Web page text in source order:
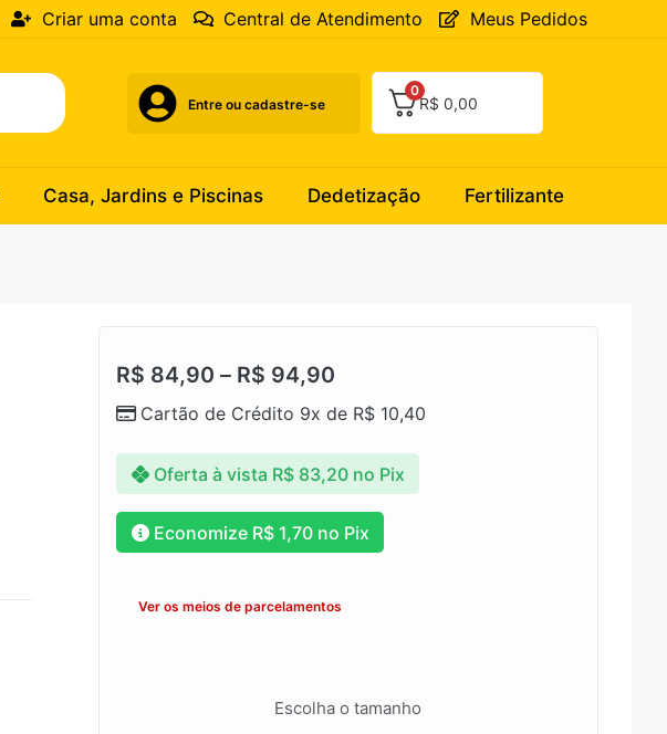
Criar uma conta Central de Atendimento Meus Pedidos
Entre ou cadastre-se
0
R$ 0,00
Casa, Jardins e Piscinas Dedetização Fertilizante
R$ 84,90 – R$ 94,90
Cartão de Crédito 9x de R$10,40
Oferta à vista R$83,20 no Pix
Economize R$1,70no Pix
Ver os meios de parcelamentos
Escolha o tamanho